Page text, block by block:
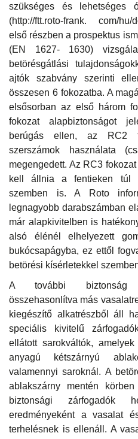
szükséges és lehetséges
(http://ftt.roto-frank. com/
első részben a prospektus
(EN 1627- 1630)
betörésgátlási
ajtók szabvány szerinti
összesen 6 fokozatba. A
elsősorban az első három
fokozat alapbiztonságot
berúgás ellen, az RC2
szerszámok használata
megengedett. Az RC3
kell állnia a fentieken túl
szemben is. A Roto
legnagyobb darabszámban
már alapkivitelben is
alsó élénél elhelyezett
bukócsapágyba, ez ettől
betörési kísérletekkel
A további biztonság
összehasonlítva más
kiegészítő alkatrészből áll
speciális kivitelű
ellátott sarokváltók,
anyagú kétszárnyú
valamennyi saroknál. A
ablakszárny mentén
biztonsági zárfogadók
eredményeként a vasalat
terhelésnek is ellenáll. A